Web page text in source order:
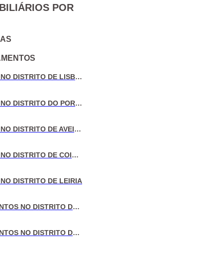
POR
VENDA DE MORADIAS NO DISTRITO DE LISBOA
VENDA DE MORADIAS NO DISTRITO DO PORTO
VENDA DE MORADIAS NO DISTRITO DE AVEIRO
VENDA DE MORADIAS NO DISTRITO DE COIMBRA
DISTRITO DE LEIRIA
VENDA DE APARTAMENTOS NO DISTRITO DE LISBOA
VENDA DE APARTAMENTOS NO DISTRITO DO PORTO